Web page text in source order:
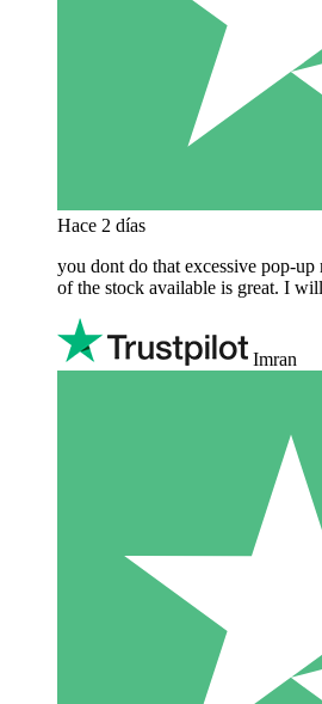
Hace 2 días
you dont do that excessive pop-
of the stock available is great. I
Imran